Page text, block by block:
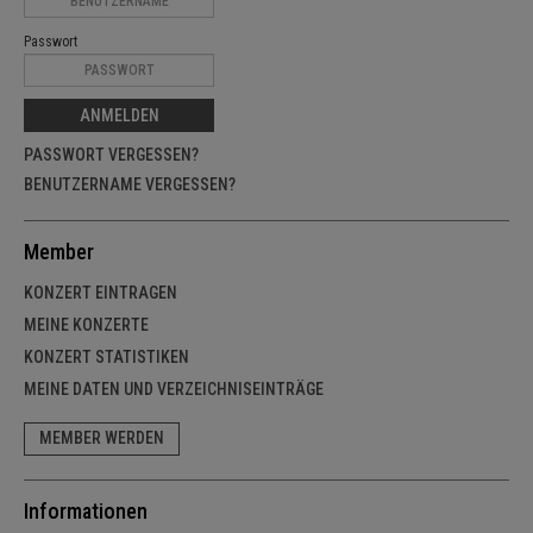
Passwort
ANMELDEN
PASSWORT VERGESSEN?
BENUTZERNAME VERGESSEN?
Member
KONZERT EINTRAGEN
MEINE KONZERTE
KONZERT STATISTIKEN
MEINE DATEN UND VERZEICHNISEINTRÄGE
MEMBER WERDEN
Informationen